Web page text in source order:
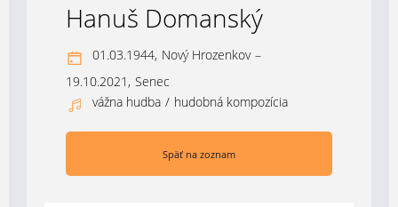
Hanuš Domanský
01.03.1944, Nový Hrozenkov –
19.10.2021, Senec
vážna hudba / hudobná kompozícia
Späť na zoznam